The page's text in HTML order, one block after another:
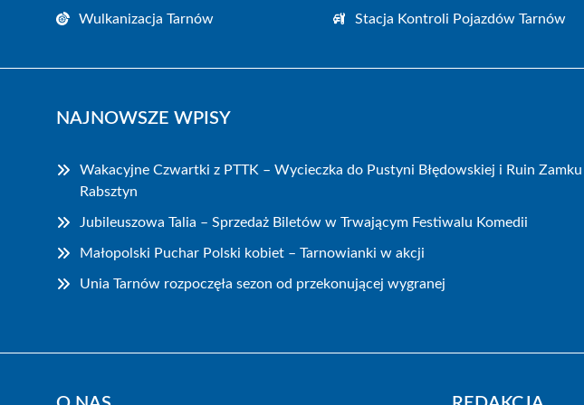
Wulkanizacja Tarnów Stacja Kontroli Pojazdów Tarnów
NAJNOWSZE WPISY
Wakacyjne Czwartki z PTTK – Wycieczka do Pustyni Błędowskiej i Ruin Zamku
Rabsztyn
Jubileuszowa Talia – Sprzedaż Biletów w Trwającym Festiwalu Komedii
Małopolski Puchar Polski kobiet – Tarnowianki w akcji
Unia Tarnów rozpoczęła sezon od przekonującej wygranej